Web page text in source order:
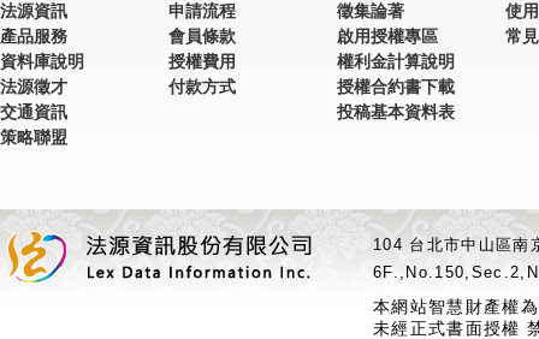
法源資訊
產品服務
資料庫說明
法源徵才
交通資訊
策略聯盟
申請流程
會員條款
授權費用
付款方式
徵集論著
啟用授權專區
權利金計算說明
授權合約書下載
投稿基本資料表
使
常
104 台北市中山區
本網站智慧財產權
未經正式書面授權